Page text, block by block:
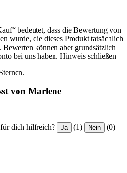
bedeutet, dass die Bewertung von
wurde, die dieses Produkt tatsächlich
Bewerten können aber grundsätzlich
bei uns haben. Hinweis schließen
von Marlene
dich hilfreich? Ja (1) Nein (0)